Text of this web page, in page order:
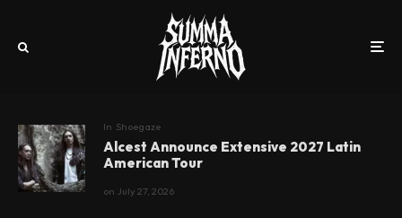
In Shoegaze
Alcest Announce Extensive 2027 Latin
American Tour
on July 27, 2026